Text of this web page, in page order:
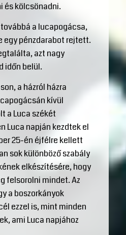
és kölcsönadni.
a lucapogácsa,
egy pénzdarabot rejtett.
azt nagy
időn belül.
a házról házra
kívül
a Luca székét
Luca napján kezdtek el
25-én éjfélre kellett
sok különböző szabály
elkészítésére, hogy
felsorolni mindet. Az
a boszorkányok
ezzel is, mint minden
ami Luca napjához